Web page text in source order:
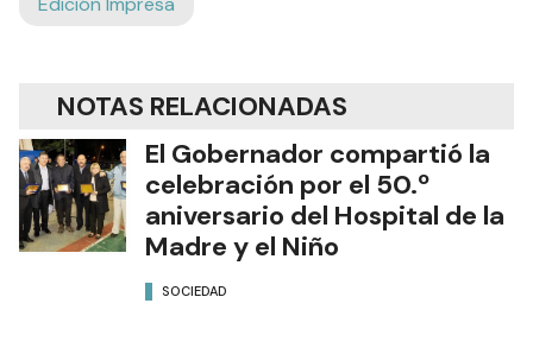
NOTAS RELACIONADAS
El Gobernador compartió la
celebración por el 50.º
aniversario del Hospital de la
Madre y el Niño
SOCIEDAD